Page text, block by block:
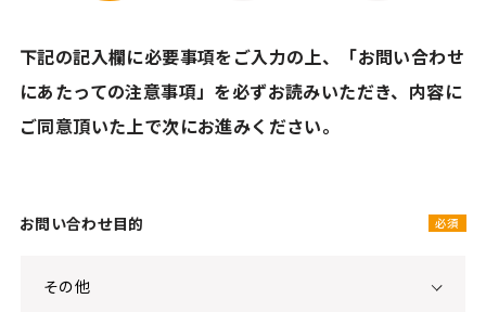
下記の記入欄に必要事項をご入力の上、
「お問い合わせ
にあたっての注意事項」を必ずお読みいただき、 内容に
ご同意頂いた上で次にお進みください。
お問い合わせ目的 必須